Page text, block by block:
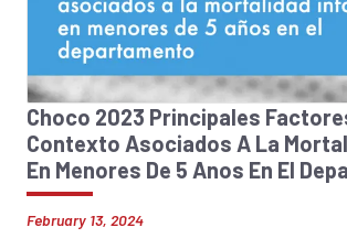
Choco 2023 Principales
Contexto Asociados A La
En Menores De 5 Anos En El
February 13, 2024